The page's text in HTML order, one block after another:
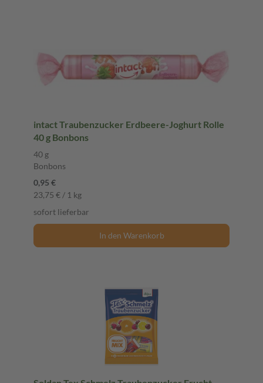
intact Traubenzucker Erdbeere-Joghurt Rolle
40 g Bonbons
40 g
Bonbons
0,95 €
23,75 € / 1 kg
sofort lieferbar
In den Warenkorb